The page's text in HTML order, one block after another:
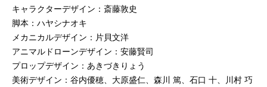
キャラクターデザイン：斎藤敦史
脚本：ハヤシナオキ
メカニカルデザイン：片貝文洋
アニマルドローンデザイン：安藤賢司
プロップデザイン：あきづきりょう
美術デザイン：谷内優穂、大原盛仁、森川 篤、石口 十、川村 巧